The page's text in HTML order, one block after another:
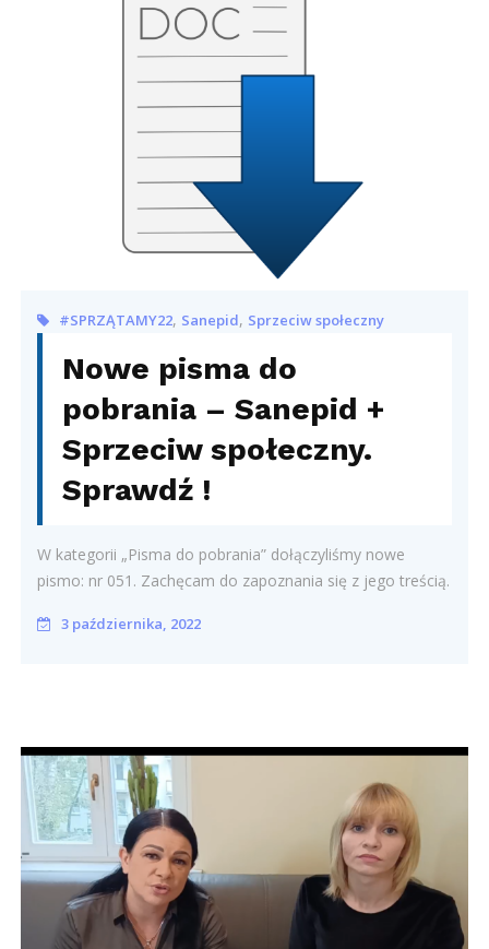
#SPRZĄTAMY22, Sanepid, Sprzeciw społeczny
Nowe pisma do
pobrania – Sanepid +
Sprzeciw społeczny.
Sprawdź !
W kategorii „Pisma do pobrania” dołączyliśmy nowe
pismo: nr 051. Zachęcam do zapoznania się z jego treścią.
3 października, 2022